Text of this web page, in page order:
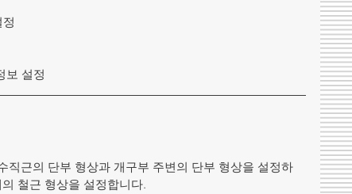
보 설정
직근의 단부 형상과 개구부 주변의 단부 형상을 설정하
철근 형상을 설정합니다.